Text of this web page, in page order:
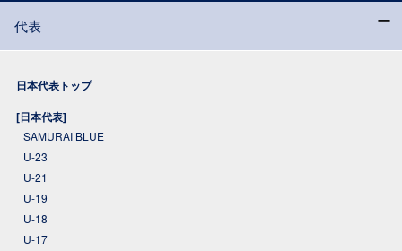
代表
日本代表トップ
[日本代表]
SAMURAI BLUE
U-23
U-21
U-19
U-18
U-17